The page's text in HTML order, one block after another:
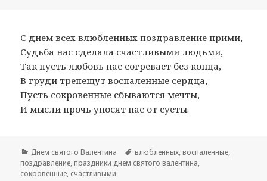
С днем всех влюбленных поздравление прими,
Судьба нас сделала счастливыми людьми,
Так пусть любовь нас согревает без конца,
В груди трепещут воспаленные сердца,
Пусть сокровенные сбываются мечты,
И мысли прочь уносят нас от суеты.
Рубрики
Днем святого Валентина Метки
влюбленных, воспаленные,
поздравление, праздники днем святого валентина,
сокровенные, счастливыми